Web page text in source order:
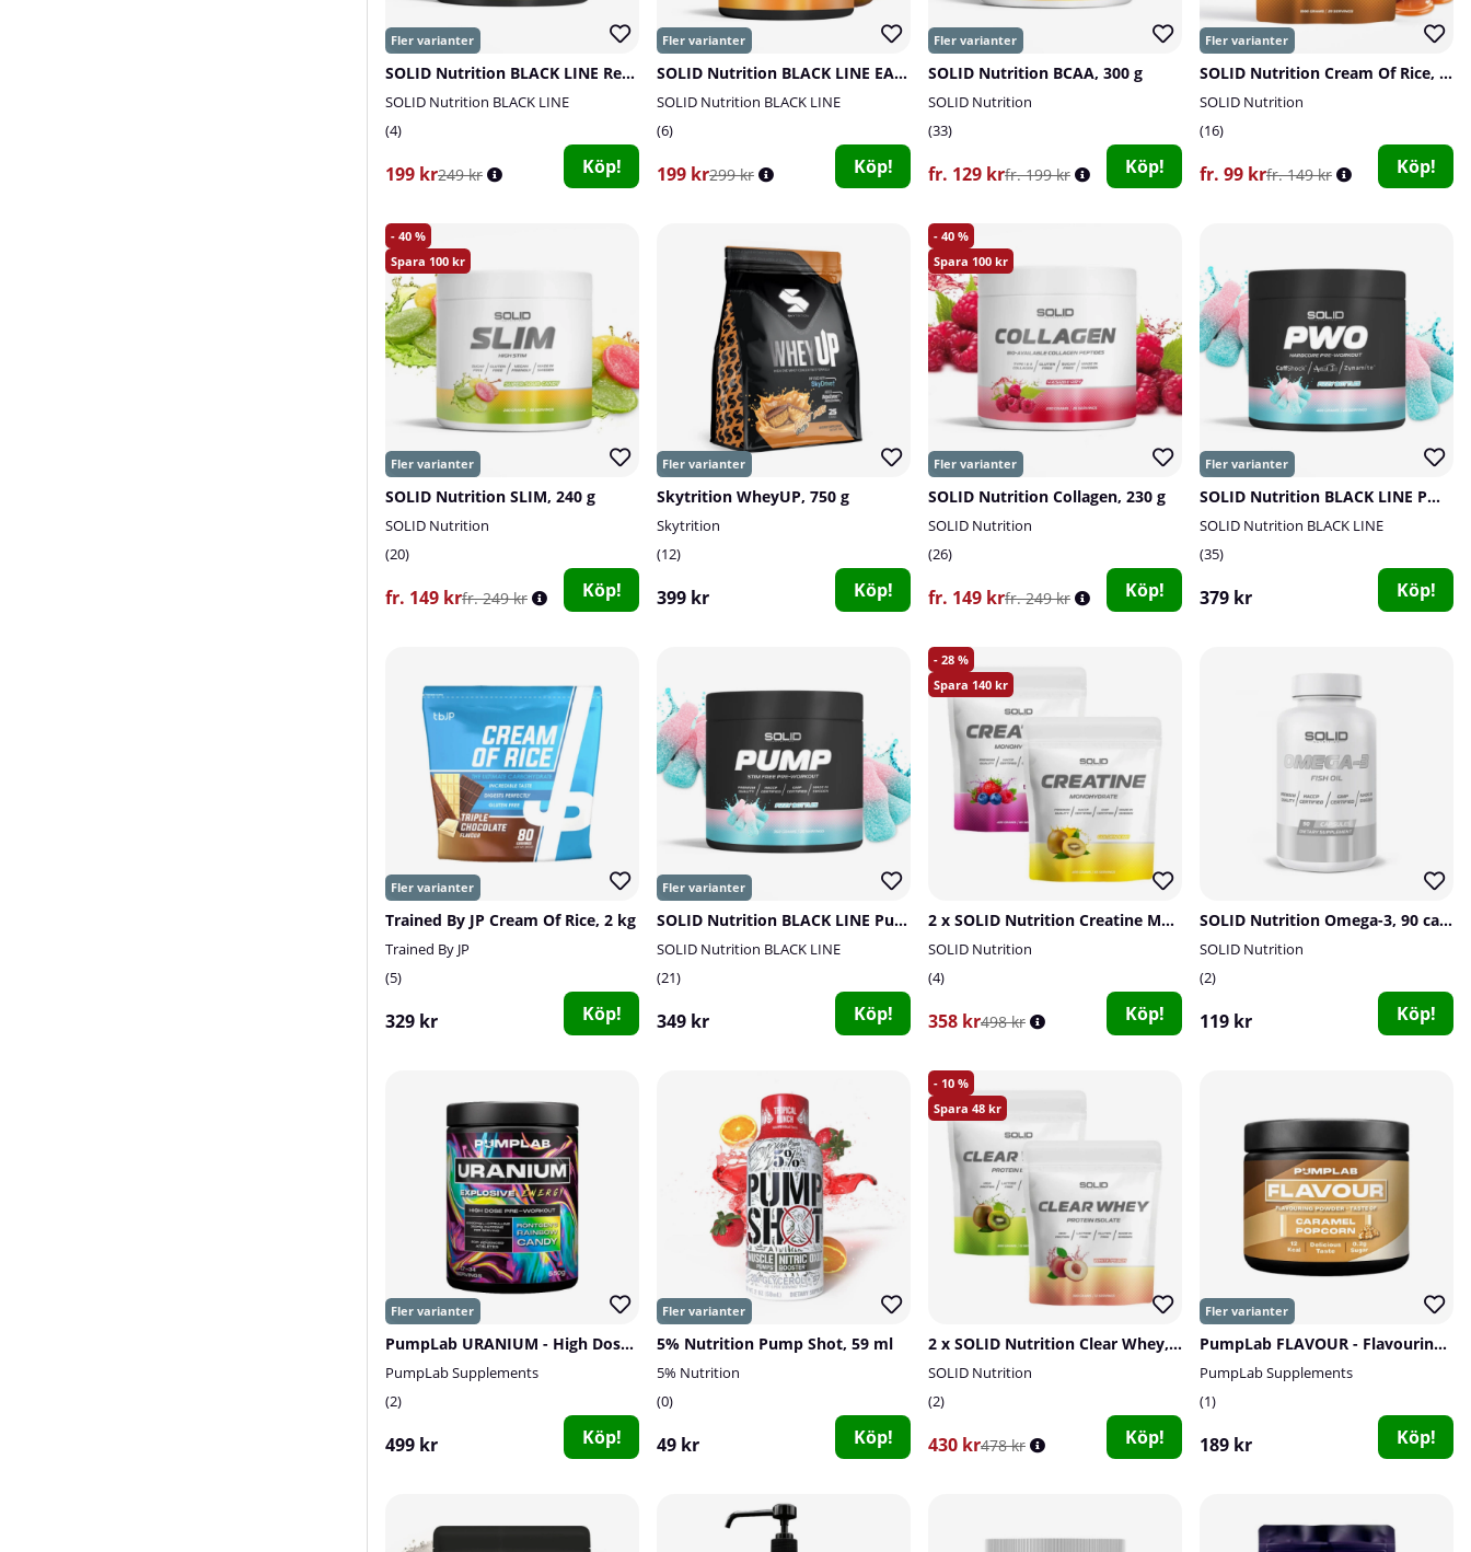
SOLID Nutrition BLACK LINE Rehydrate, 270 g
SOLID Nutrition BLACK LINE
4
199 kr249 kr Köp!
SOLID Nutrition BLACK LINE EAA+, 440 g
SOLID Nutrition BLACK LINE
6
199 kr299 kr Köp!
SOLID Nutrition BCAA, 300 g
SOLID Nutrition
33
fr. 129 krfr. 199 kr Köp!
SOLID Nutrition Cream Of Rice, 1 kg
SOLID Nutrition
16
fr. 99 krfr. 149 kr Köp!
40
100
SOLID Nutrition SLIM, 240 g
SOLID Nutrition
20
fr. 149 krfr. 249 kr Köp!
Skytrition WheyUP, 750 g
Skytrition
12
399 kr Köp!
40
100
SOLID Nutrition Collagen, 230 g
SOLID Nutrition
26
fr. 149 krfr. 249 kr Köp!
SOLID Nutrition BLACK LINE PWO, 400 g
SOLID Nutrition BLACK LINE
35
379 kr Köp!
Trained By JP Cream Of Rice, 2 kg
Trained By JP
5
329 kr Köp!
SOLID Nutrition BLACK LINE Pump, 360 g
SOLID Nutrition BLACK LINE
21
349 kr Köp!
28
140
2 x SOLID Nutrition Creatine Monohydrate, 400 g
SOLID Nutrition
4
358 kr498 kr Köp!
SOLID Nutrition Omega-3, 90 caps
SOLID Nutrition
2
119 kr Köp!
PumpLab URANIUM - High Dose PWO, 550 g
PumpLab Supplements
2
499 kr Köp!
5% Nutrition Pump Shot, 59 ml
5% Nutrition
0
49 kr Köp!
10
48
2 x SOLID Nutrition Clear Whey, 300 g
SOLID Nutrition
2
430 kr478 kr Köp!
PumpLab FLAVOUR - Flavouring Powder, 60 serv.
PumpLab Supplements
1
189 kr Köp!